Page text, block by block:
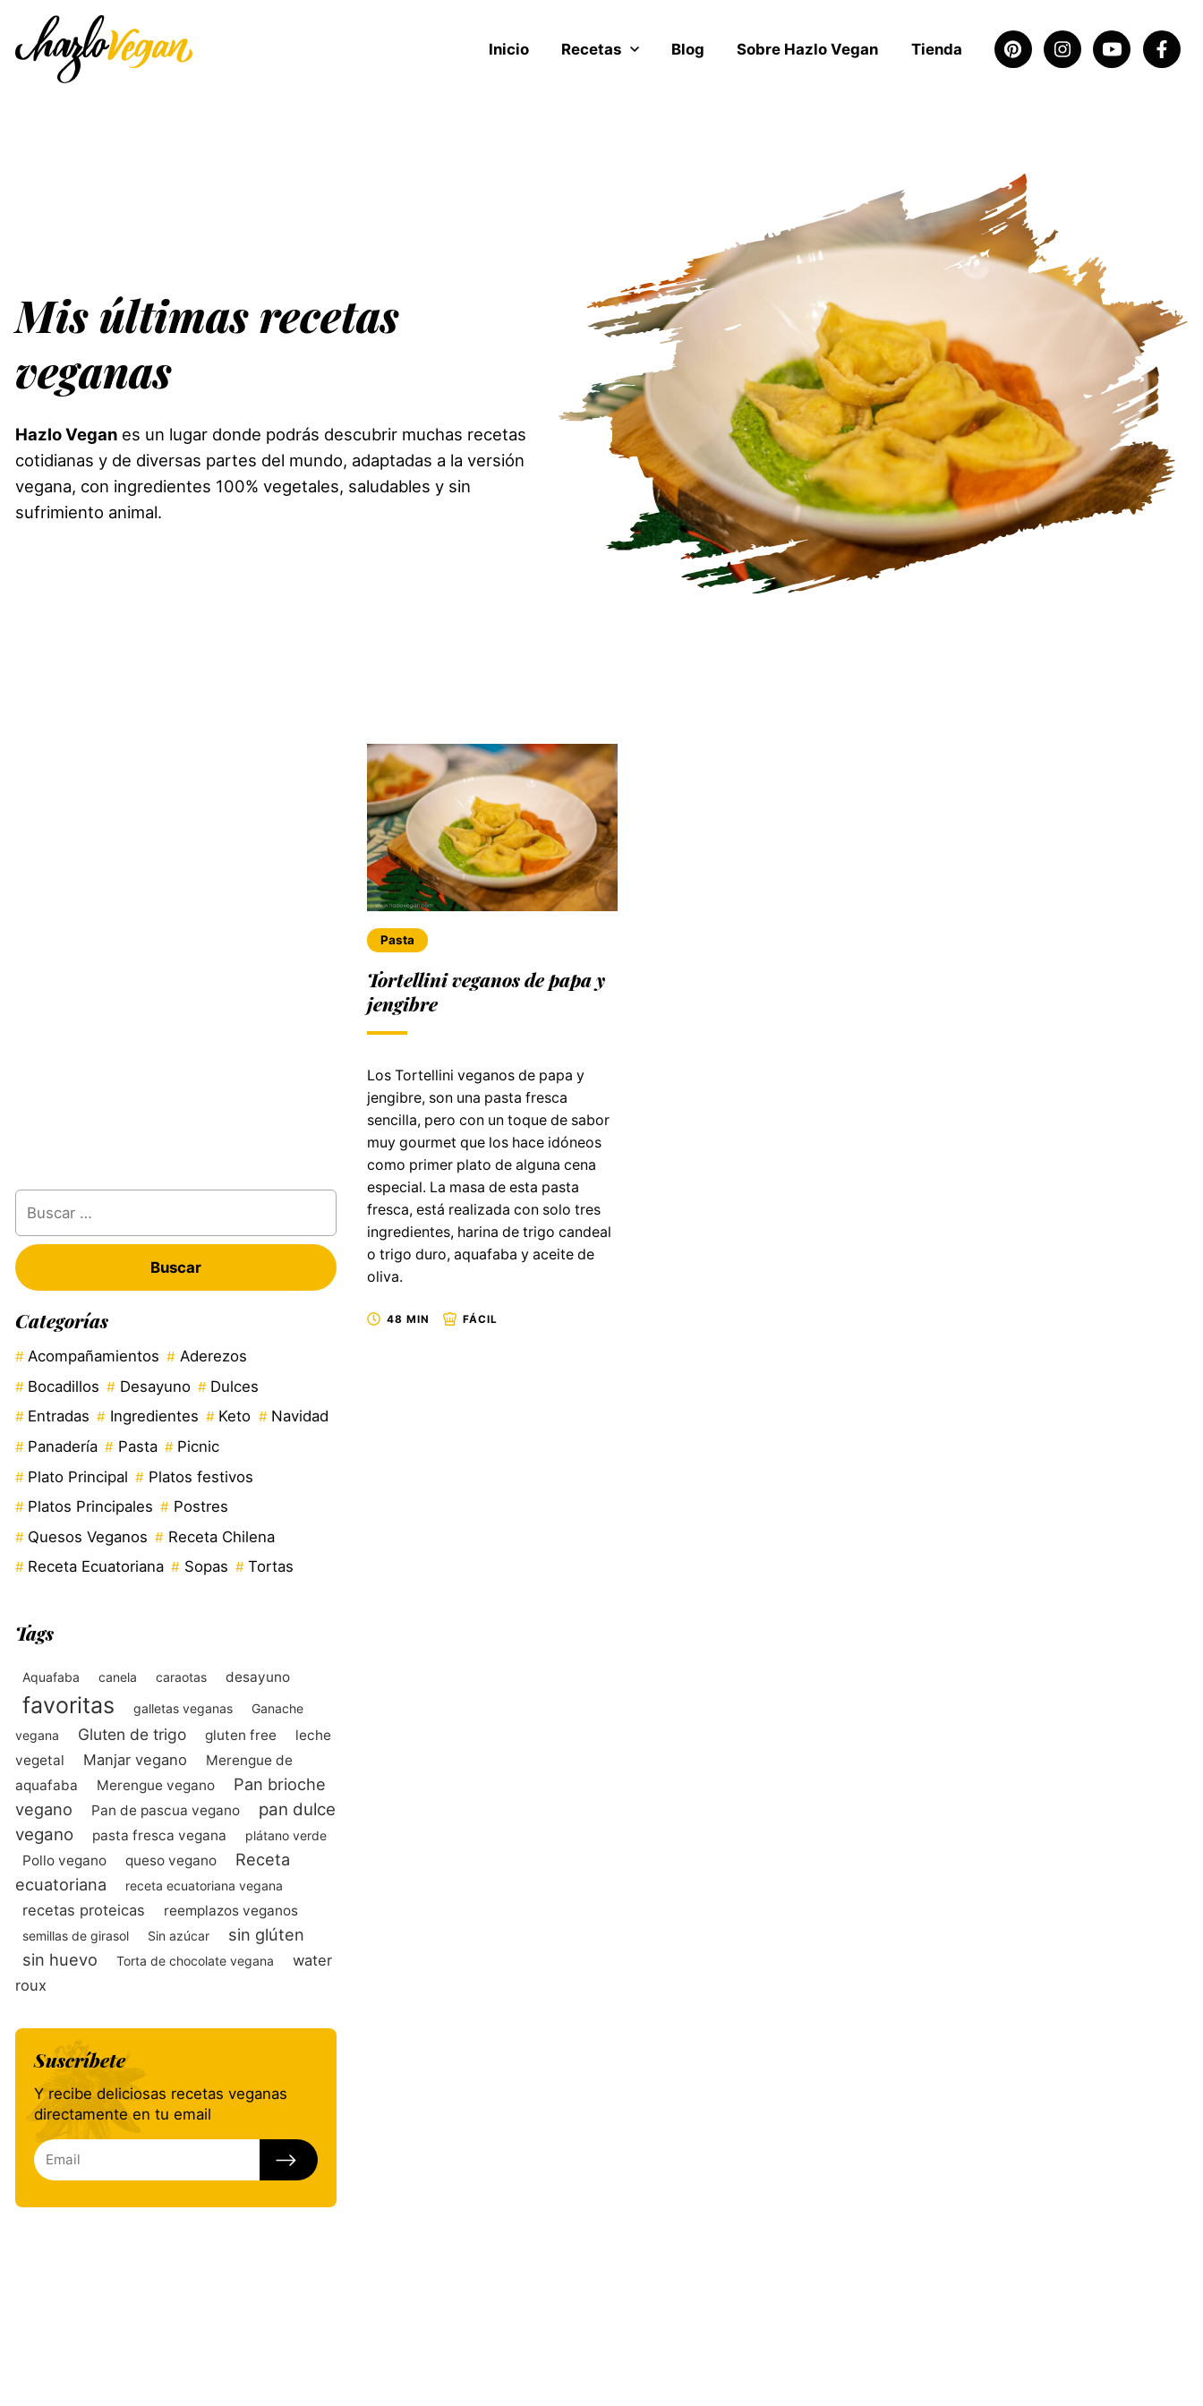
Inicio Recetas Blog Sobre Hazlo Vegan Tienda
Mis últimas recetas
veganas
Hazlo Veganes un lugar donde podrás descubrir muchas recetas
cotidianas y de diversas partes del mundo, adaptadas a la versión
vegana, con ingredientes 100% vegetales, saludables y sin
sufrimiento animal.
Categorías
Acompañamientos
Aderezos
Bocadillos
Desayuno
Dulces
Entradas
Ingredientes Keto
Navidad
Panadería
Pasta
Picnic
Plato Principal
Platos festivos
Platos Principales
Postres
Quesos Veganos
Receta Chilena
Receta Ecuatoriana
Sopas Tortas
Tags
Aquafaba canela caraotas desayuno
favoritas galletas veganas
Ganache
vegana
Gluten de trigo gluten free
leche
vegetal
Manjar vegano
Merengue de
aquafaba
Merengue vegano
Pan brioche
vegano
Pan de pascua vegano
pan dulce
vegano
pasta fresca vegana plátano verde
Pollo vegano queso vegano
Receta
ecuatoriana
receta ecuatoriana vegana
recetas proteicas reemplazos veganos
semillas de girasol Sin azúcar
sin glúten
sin huevo
Torta de chocolate vegana
water
roux
Suscríbete
Y recibe deliciosas recetas veganas
directamente en tu email
Pasta
Tortellini veganos de papa y
jengibre
Los Tortellini veganos de papa y
jengibre, son una pasta fresca
sencilla, pero con un toque de sabor
muy gourmet que los hace idóneos
como primer plato de alguna cena
especial. La masa de esta pasta
fresca, está realizada con solo tres
ingredientes, harina de trigo candeal
o trigo duro, aquafaba y aceite de
oliva.
48 MIN FÁCIL